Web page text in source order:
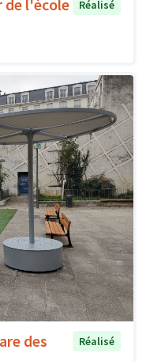
de l'école
Réalisé
des
Réalisé